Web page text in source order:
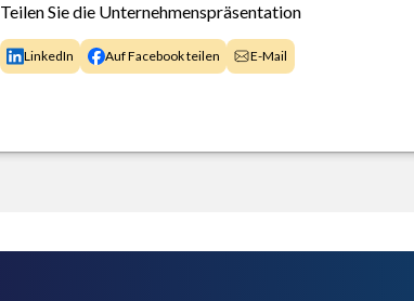
Teilen Sie die Unternehmenspräsentation
LinkedIn Auf Facebook teilen E-Mail